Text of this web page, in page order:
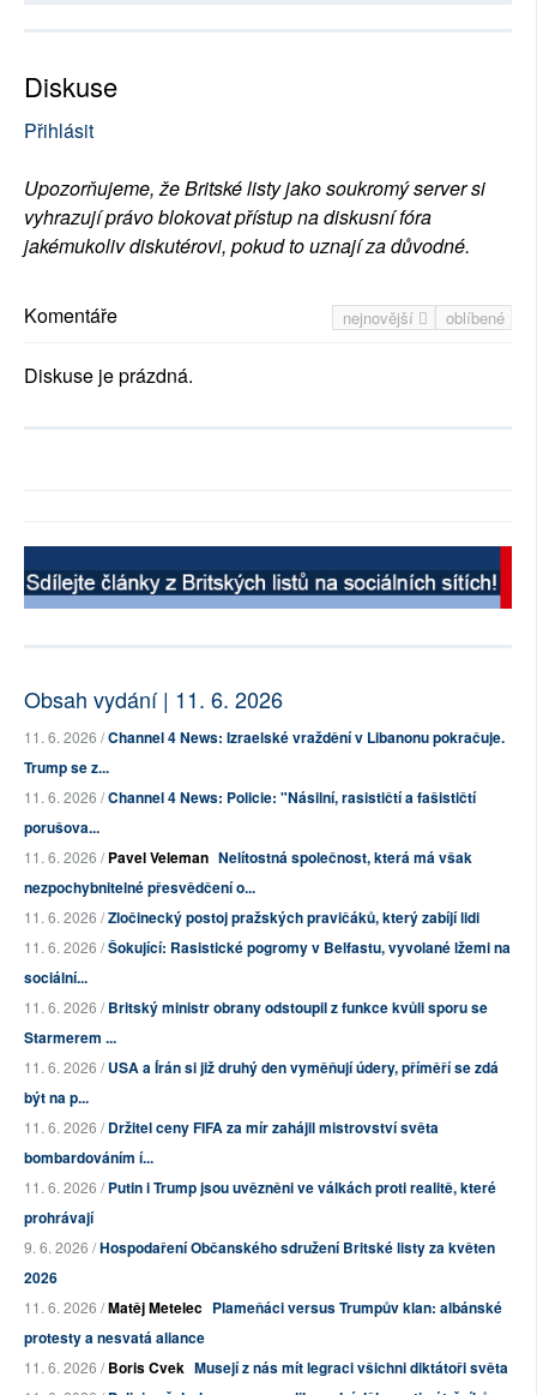
Diskuse
Přihlásit
Upozorňujeme, že Britské listy jako soukromý server si
vyhrazují právo blokovat přístup na diskusní fóra
jakémukoliv diskutérovi, pokud to uznají za důvodné.
nejnovější oblíbené
Komentáře
Diskuse je prázdná.
Obsah vydání | 11. 6. 2026
11. 6. 2026 /Channel 4 News: Izraelské vraždění v Libanonu pokračuje.
Trump se z...
11. 6. 2026 /Channel 4 News: Policie: "Násilní, rasističtí a fašističtí
porušova...
11. 6. 2026 /Pavel Veleman Nelítostná společnost, která má však
nezpochybnitelné přesvědčení o...
11. 6. 2026 /Zločinecký postoj pražských pravičáků, který zabíjí lidi
11. 6. 2026 /Šokující: Rasistické pogromy v Belfastu, vyvolané lžemi na
sociální...
11. 6. 2026 /Britský ministr obrany odstoupil z funkce kvůli sporu se
Starmerem ...
11. 6. 2026 /USA a Írán si již druhý den vyměňují údery, příměří se zdá
být na p...
11. 6. 2026 /Držitel ceny FIFA za mír zahájil mistrovství světa
bombardováním í...
11. 6. 2026 /Putin i Trump jsou uvězněni ve válkách proti realitě, které
prohrávají
9. 6. 2026 /Hospodaření Občanského sdružení Britské listy za květen
2026
11. 6. 2026 /Matěj Metelec Plameňáci versus Trumpův klan: albánské
protesty a nesvatá aliance
11. 6. 2026 /Boris Cvek Musejí z nás mít legraci všichni diktátoři světa